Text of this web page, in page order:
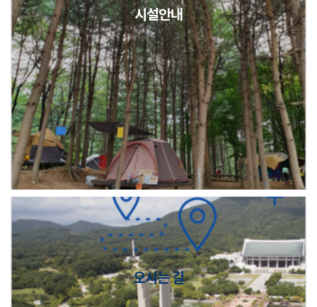
시설안내
오시는 길